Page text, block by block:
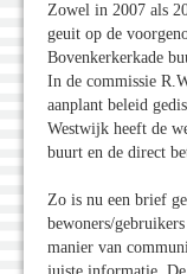
Zowel in 2007 als
geuit op de
Bovenkerkerkade
In de commissie
aanplant beleid
Westwijk heeft de
buurt en de direct
Zo is nu een brief
bewoners/
manier van